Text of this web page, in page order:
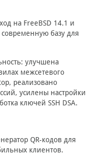
на FreeBSD 14.1 и
базу для
улучшена
межсетевого
реализовано
усилены настройки
ключей SSH DSA.
QR-кодов для
клиентов.